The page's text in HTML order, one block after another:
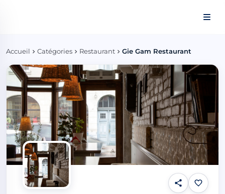
Accueil Catégories Restaurant Gie Gam Restaurant